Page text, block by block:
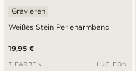
Weißes Stein Perlenarmband
Gravieren
19,95 €
7 FARBEN LUCLEON